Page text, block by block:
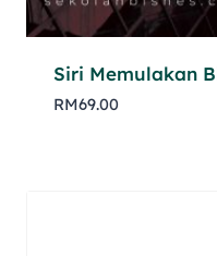
Siri Memulakan
RM69.00